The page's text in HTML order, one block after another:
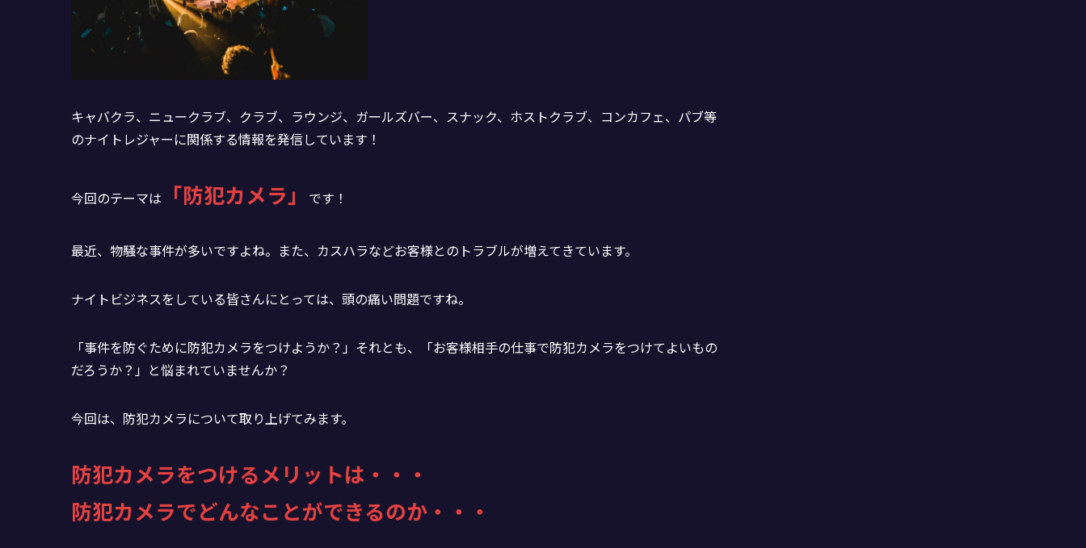
キャバクラ、ニュークラブ、クラブ、ラウンジ、ガールズバー、スナック、ホストクラブ、コンカフェ、パブ等
のナイトレジャーに関係する情報を発信しています！
今回のテーマは 「防犯カメラ」 です！
最近、物騒な事件が多いですよね。また、カスハラなどお客様とのトラブルが増えてきています。
ナイトビジネスをしている皆さんにとっては、頭の痛い問題ですね。
「事件を防ぐために防犯カメラをつけようか？」それとも、「お客様相手の仕事で防犯カメラをつけてよいもの
だろうか？」と悩まれていませんか？
今回は、防犯カメラについて取り上げてみます。
防犯カメラをつけるメリットは・・・
防犯カメラでどんなことができるのか・・・